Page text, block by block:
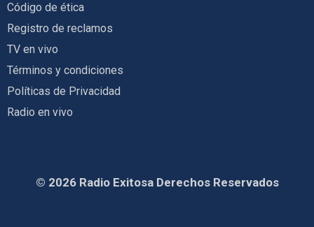
Código de ética
Registro de reclamos
TV en vivo
Términos y condiciones
Políticas de Privacidad
Radio en vivo
© 2026 Radio Exitosa Derechos Reservados